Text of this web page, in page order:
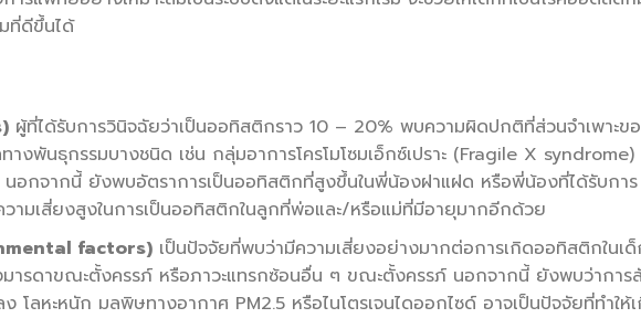
ที่ดีขึ้นได้
ผู้ที่ได้รับการวินิจฉัยว่าเป็นออทิสติกราว 10 – 20% พบความผิดปกติที่ส่วนจำเพาะข
างพันธุกรรมบางชนิด เช่น กลุ่มอาการโครโมโซมเอ็กซ์เปราะ (Fragile X syndrome)
อกจากนี้ ยังพบอัตราการเป็นออทิสติกที่สูงขึ้นในพี่น้องฝาแฝด หรือพี่น้องที่ได้รับการ
มเสี่ยงสูงในการเป็นออทิสติกในลูกที่พ่อและ/หรือแม่ที่มีอายุมากอีกด้วย
factors)เป็นปัจจัยที่พบว่ามีความเสี่ยงอย่างมากต่อการเกิดออทิสติกในเ
มารดาขณะตั้งครรภ์ หรือภาวะแทรกซ้อนอื่น ๆ ขณะตั้งครรภ์ นอกจากนี้ ยังพบว่าการ
โลหะหนัก มลพิษทางอากาศ PM2.5 หรือไนโตรเจนไดออกไซด์ อาจเป็นปัจจัยที่ทำให้